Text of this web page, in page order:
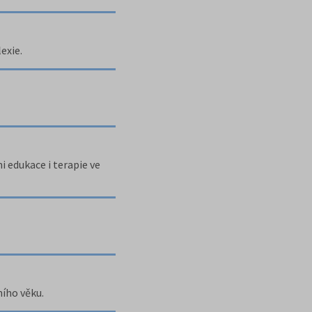
i terapie ve
věku.